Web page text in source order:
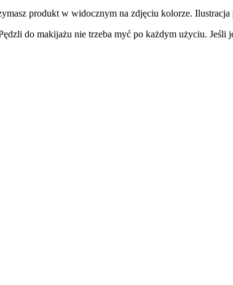
produkt w widocznym na zdjęciu kolorze.
do makijażu nie trzeba myć po każdym użyciu. Jeśli